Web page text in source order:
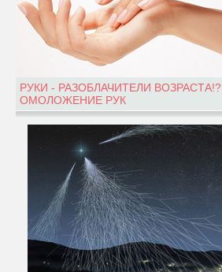
РУКИ - РАЗОБЛАЧИТЕЛИ ВОЗРАСТА!?
ОМОЛОЖЕНИЕ РУК